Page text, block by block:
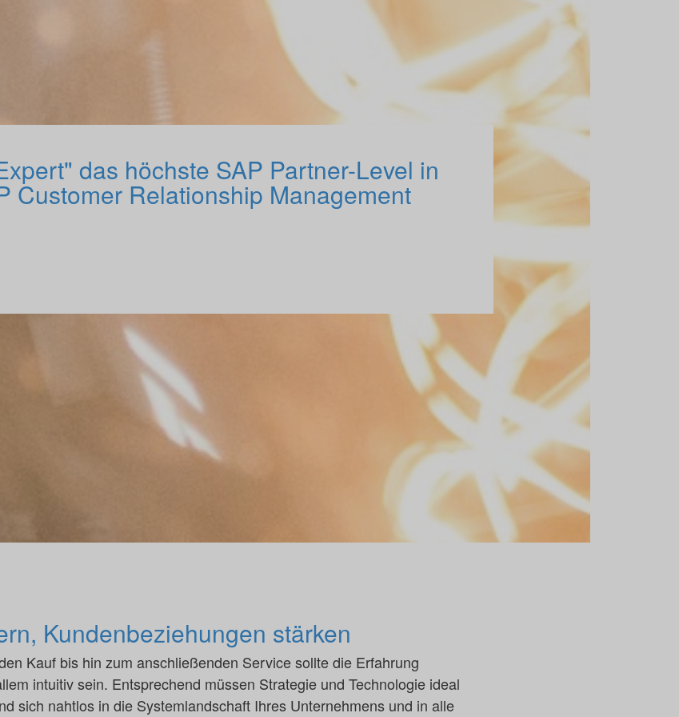
das höchste SAP Partner-Level in
Customer Relationship Management
Kundenbeziehungen stärken
Kauf bis hin zum anschließenden Service sollte die Erfahrung
intuitiv sein. Entsprechend müssen Strategie und Technologie ideal
sich nahtlos in die Systemlandschaft Ihres Unternehmens und in alle